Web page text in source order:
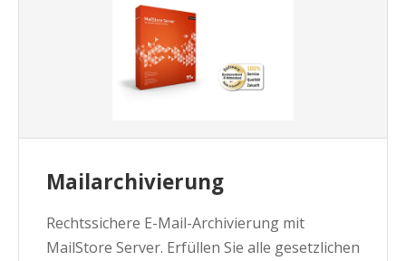
Mailarchivierung
Rechtssichere E-Mail-Archivierung mit
MailStore Server. Erfüllen Sie alle gesetzlichen